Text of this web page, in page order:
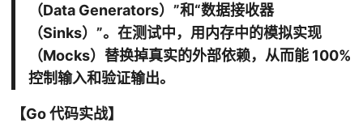
（Data Generators）”和“数据接收器
（Sinks）”。在测试中，用内存中的模拟实现
（Mocks）替换掉真实的外部依赖，从而能 100%
控制输入和验证输出。
【Go 代码实战】